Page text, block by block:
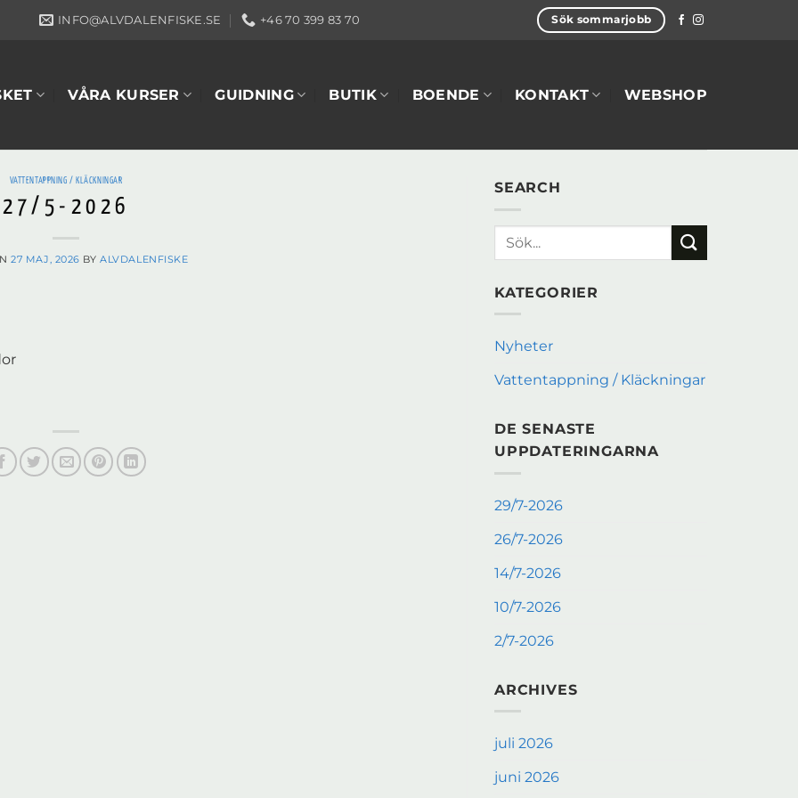
INFO@ALVDALENFISKE.SE +46 70 399 83 70 Sök sommarjobb
VÅRA KURSER GUIDNING BUTIK BOENDE KONTAKT WEBSHOP
VATTENTAPPNING / KLÄCKNINGAR
27/5-2026
27 MAJ, 2026 BYALVDALENFISKE
SEARCH
KATEGORIER
Nyheter
Vattentappning / Kläckningar
DE SENASTE
UPPDATERINGARNA
29/7-2026
26/7-2026
14/7-2026
10/7-2026
2/7-2026
ARCHIVES
juli 2026
juni 2026